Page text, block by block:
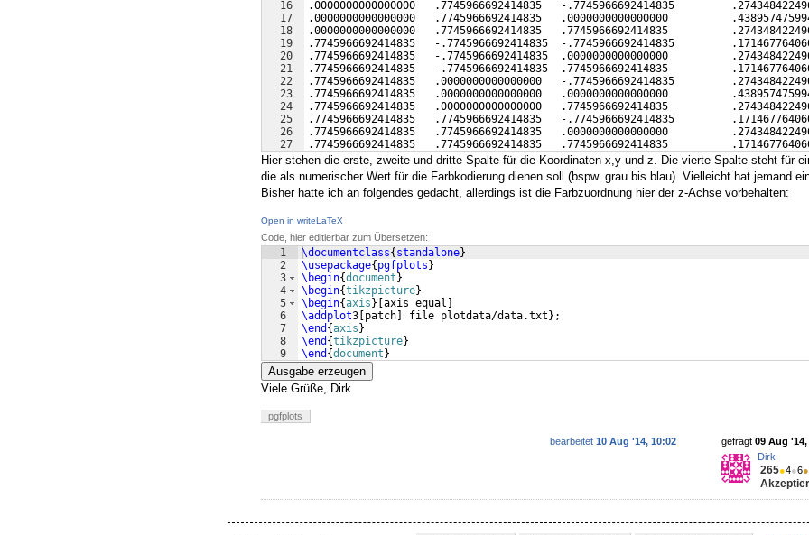
16
17
18
19
20
21
22
23
24
25
26
27
.0000000000000000   .7745966692414835   -.7745966692414835
.0000000000000000   .7745966692414835   .0000000000000000
.0000000000000000   .7745966692414835   .7745966692414835
.7745966692414835   -.7745966692414835  -.7745966692414835
.7745966692414835   -.7745966692414835  .0000000000000000
.7745966692414835   -.7745966692414835  .7745966692414835
.7745966692414835   .0000000000000000   -.7745966692414835
.7745966692414835   .0000000000000000   .0000000000000000
.7745966692414835   .0000000000000000   .7745966692414835
.7745966692414835   .7745966692414835   -.7745966692414835
.7745966692414835   .7745966692414835   .0000000000000000
.7745966692414835   .7745966692414835   .7745966692414835
Hier stehen die erste, zweite und dritte Spalte für die Koordinaten x,y und z. Die vierte Spalte steht für
die als numerischer Wert für die Farbkodierung dienen soll (bspw. grau bis blau). Vielleicht hat jemand
Bisher hatte ich an folgendes gedacht, allerdings ist die Farbzuordnung hier der z-Achse vorbehalten:
Open in writeLaTeX
Code, hier editierbar zum Übersetzen:
1
2
3
4
5
6
7
8
9
\documentclass{ standalone}
\usepackage{ pgfplots }
\begin{document }
\begin{tikzpicture}
\begin{axis } axis equal
\addplot3 patch file plotdata/data.txt } ;
\end {axis }
\end {tikzpicture}
\end {document }
Ausgabe erzeugen
Viele Grüße, Dirk
pgfplots
gefragt 09 Aug '14,
Dirk
265●4●6●
bearbeitet 10 Aug '14, 10:02